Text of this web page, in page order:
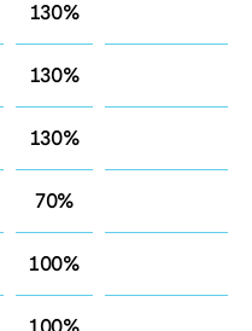
130%
130%
130%
70%
100%